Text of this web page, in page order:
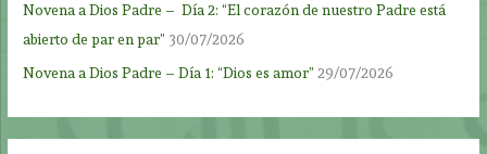
Novena a Dios Padre – Día 2: “El corazón de nuestro Padre está
abierto de par en par” 30/07/2026
Novena a Dios Padre – Día 1: “Dios es amor” 29/07/2026